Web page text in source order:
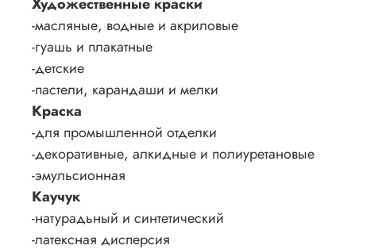
-масляные, водные и акриловые
-гуашь и плакатные
-детские
-пастели, карандаши и мелки
Краска
-для промышленной отделки
-декоративные, алкидные и полиуретановые
-эмульсионная
Каучук
-натурадьный и синтетический
-латексная дисперсия